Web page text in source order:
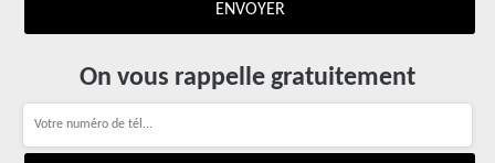
On vous rappelle gratuitement